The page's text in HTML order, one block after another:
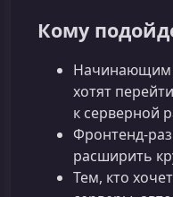
Кому
Начинающим
хотят
к серверной
расширить
Тем, кто